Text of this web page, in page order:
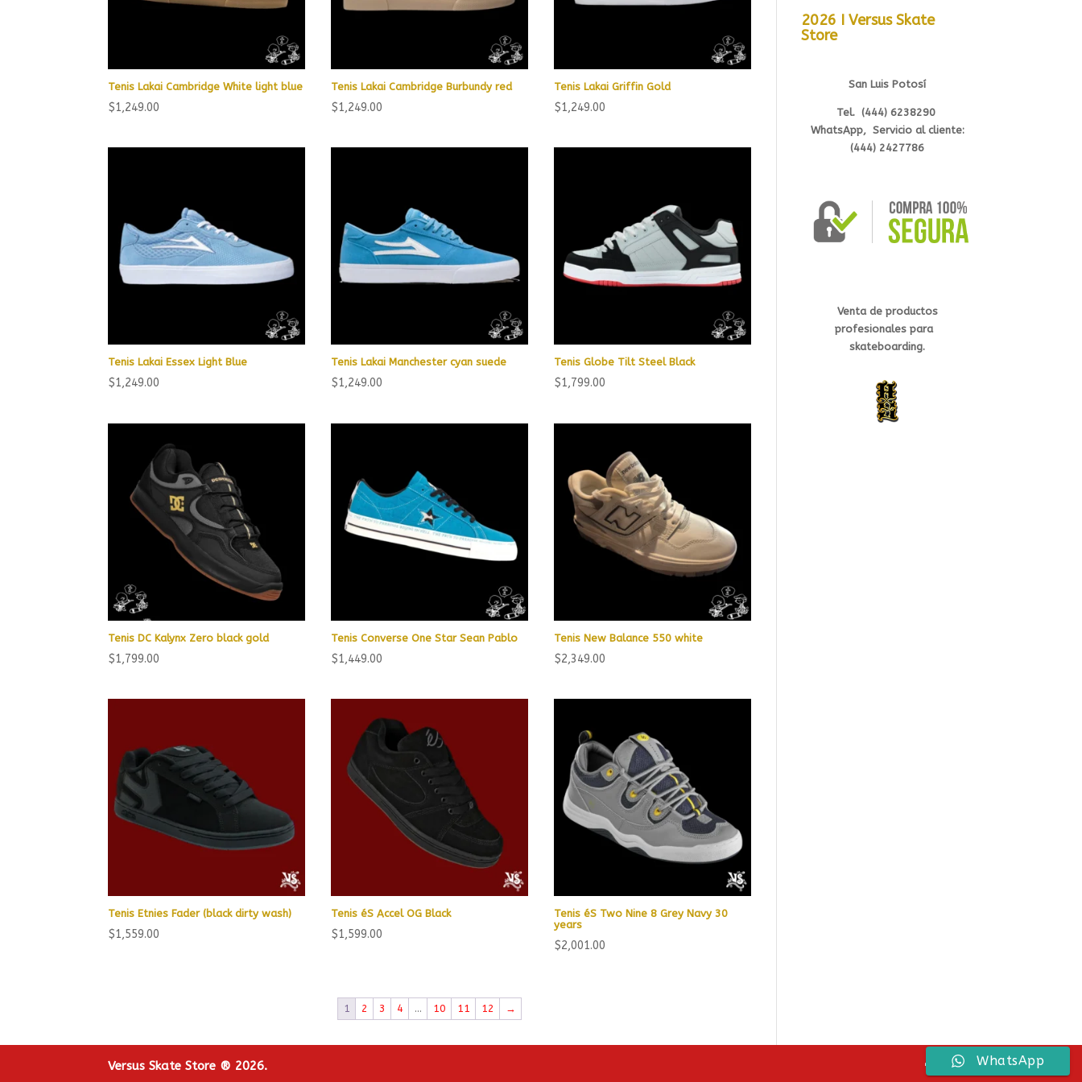
Tenis Lakai Cambridge White light blue
$1,249.00
Tenis Lakai Cambridge Burbundy red
$1,249.00
Tenis Lakai Griffin Gold
$1,249.00
Tenis Lakai Essex Light Blue
$1,249.00
Tenis Lakai Manchester cyan suede
$1,249.00
Tenis Globe Tilt Steel Black
$1,799.00
Tenis DC Kalynx Zero black gold
$1,799.00
Tenis Converse One Star Sean Pablo
$1,449.00
Tenis New Balance 550 white
$2,349.00
Tenis Etnies Fader (black dirty wash)
$1,559.00
Tenis éS Accel OG Black
$1,599.00
Tenis éS Two Nine 8 Grey Navy 30
years
$2,001.00
1 2 3 4 … 10 11 12 →
2026 I Versus Skate
Store
San Luis Potosí
Tel. (444) 6238290
WhatsApp, Servicio al cliente:
(444) 2427786
Venta de productos
profesionalespara
skateboarding.
Versus Skate Store ® 2026. WhatsApp